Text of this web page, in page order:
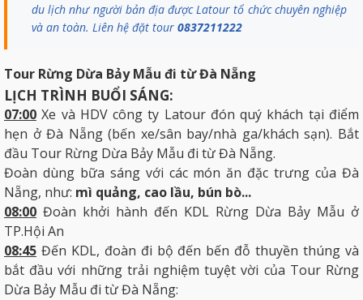
du lịch như người bản địa được Latour tổ chức chuyên nghiệp
và an toàn. Liên hệ đặt tour 0837211222
Tour Rừng Dừa Bảy Mẫu đi từ Đà Nẵng
LỊCH TRÌNH BUỔI SÁNG:
07:00 Xe và HDV công ty Latourđón quý khách tại điểm
hẹn ở Đà Nẵng (bến xe/sân bay/nhà ga/khách sạn). Bắt
đầu Tour Rừng Dừa Bảy Mẫu đi từ Đà Nẵng.
Đoàn dùng bữa sáng với các món ăn đặc trưng của Đà
Nẵng, như: mì quảng, cao lầu, bún bò...
08:00 Đoàn khởi hành đến KDL Rừng Dừa Bảy Mẫu ở
TP.Hội An
08:45 Đến KDL, đoàn đi bộ đến bến đỗ thuyền thúng và
bắt đầu với những trải nghiệm tuyệt vời của Tour Rừng
Dừa Bảy Mẫu đi từ Đà Nẵng: